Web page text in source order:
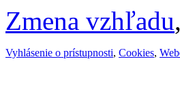
Zmena vzhľadu,
Vyhlásenie o prístupnosti, Cookies,